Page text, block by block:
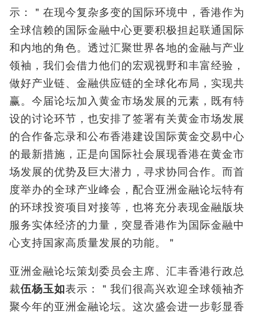
示：＂在现今复杂多变的国际环境中，香港作为
全球信赖的国际金融中心更要积极担起联通国际
和内地的角色。透过汇聚世界各地的金融与产业
领袖，我们会借力他们的宏观视野和丰富经验，
做好产业链、金融供应链的全球化布局，实现共
赢。今届论坛加入黄金市场发展的元素，既有特
设的讨论环节，也安排了签署有关黄金市场发展
的合作备忘录和公布香港建设国际黄金交易中心
的最新措施，正是向国际社会展现香港在黄金市
场发展的优势及巨大潜力，寻求协同合作。而首
度举办的全球产业峰会，配合亚洲金融论坛特有
的环球投资项目对接等，也将充分表现金融版块
服务实体经济的力量，突显香港作为国际金融中
心支持国家高质量发展的功能。＂
亚洲金融论坛策划委员会主席、汇丰香港行政总
裁伍杨玉如表示：＂我们很高兴欢迎全球领袖齐
聚今年的亚洲金融论坛。这次盛会进一步彰显香